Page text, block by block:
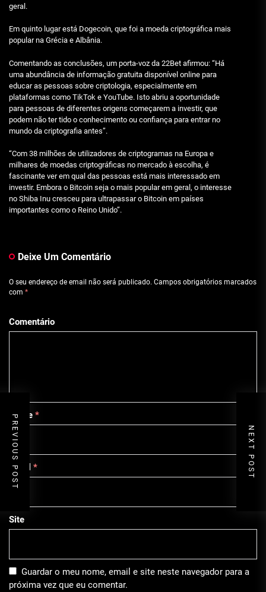
geral.
Em quinto lugar está Dogecoin, que foi a moeda criptográfica mais
popular na Grécia e Albânia.
Comentando as conclusões, um porta-voz da 22Bet afirmou: “Há
uma abundância de informação gratuita disponível online para
educar as pessoas sobre criptologia, especialmente em
plataformas como TikTok e YouTube. Isto abriu a oportunidade
para pessoas de diferentes origens começarem a investir, que
podem não ter tido o conhecimento ou confiança para entrar no
mundo da criptografia antes”.
“Com 38 milhões de utilizadores de criptogramas na Europa e
milhares de moedas criptográficas no mercado à escolha, é
fascinante ver em qual das pessoas está mais interessado em
investir. Embora o Bitcoin seja o mais popular em geral, o interesse
no Shiba Inu cresceu para ultrapassar o Bitcoin em países
importantes como o Reino Unido”.
Deixe Um Comentário
O seu endereço de email não será publicado. Campos obrigatórios marcados
com *
Comentário
Nome *
Email *
Site
Guardar o meu nome, email e site neste navegador para a
próxima vez que eu comentar.
PREVIOUS POST NEXT POST